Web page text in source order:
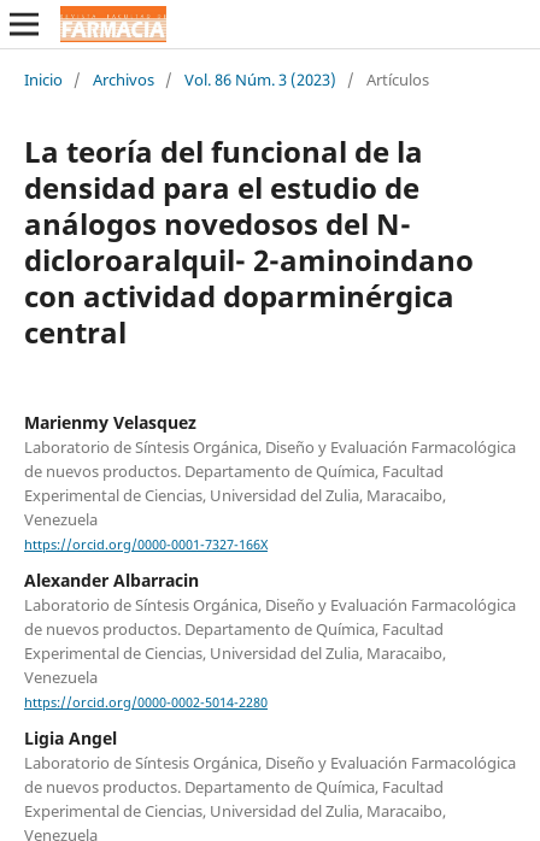
Inicio / Archivos / Vol. 86 Núm. 3 (2023) / Artículos
La teoría del funcional de la
densidad para el estudio de
análogos novedosos del N-
dicloroaralquil- 2-aminoindano
con actividad doparminérgica
central
Marienmy Velasquez
Laboratorio de Síntesis Orgánica, Diseño y Evaluación Farmacológica
de nuevos productos. Departamento de Química, Facultad
Experimental de Ciencias, Universidad del Zulia, Maracaibo,
Venezuela
https://orcid.org/0000-0001-7327-166X
Alexander Albarracin
Laboratorio de Síntesis Orgánica, Diseño y Evaluación Farmacológica
de nuevos productos. Departamento de Química, Facultad
Experimental de Ciencias, Universidad del Zulia, Maracaibo,
Venezuela
https://orcid.org/0000-0002-5014-2280
Ligia Angel
Laboratorio de Síntesis Orgánica, Diseño y Evaluación Farmacológica
de nuevos productos. Departamento de Química, Facultad
Experimental de Ciencias, Universidad del Zulia, Maracaibo,
Venezuela